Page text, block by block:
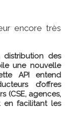
encore très
des
une nouvelle
API entend
d’offres
(CSE, agences,
en facilitant les